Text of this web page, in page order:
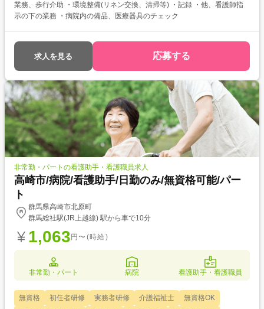
業務、歩行介助 ・環境整備(リネン交換、清掃等) ・記録 ・他、看護師指
示の下の業務 ・病院内の備品、医療器具のチェック
求人を見る 応募する
非常勤・パートの看護助手・看護職員求人
高崎市/病院/看護助手/日勤のみ/無資格可能/パー
ト
群馬県高崎市北原町
群馬総社駅(JR上越線) 駅から車で10分
1,063 円〜(時給)
非常勤・パート 病院 看護助手・看護職員
無資格 初任者研修 実務者研修 介護福祉士
無資格OK